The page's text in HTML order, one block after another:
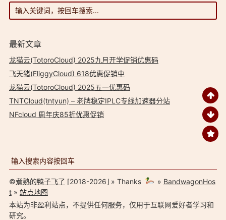
最新文章
龙猫云(TotoroCloud) 2025九月开学促销优惠码
飞天猪(FliggyCloud) 618优惠促销中
龙猫云(TotoroCloud) 2025五一优惠码
TNTCloud(tntyun) – 老牌稳定IPLC专线加速器分站
NFcloud 周年庆85折优惠促销
©煮熟的鸭子飞了 ⌈2018-2026⌋ » Thanks » BandwagonHos
t» 站点地图
本站为非盈利站点，不提供任何服务，仅用于互联网爱好者学习和
研究。